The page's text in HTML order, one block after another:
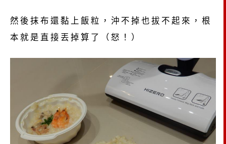
然後抹布還黏上飯粒，沖不掉也拔不起來，根
本就是直接丟掉算了（怒！）